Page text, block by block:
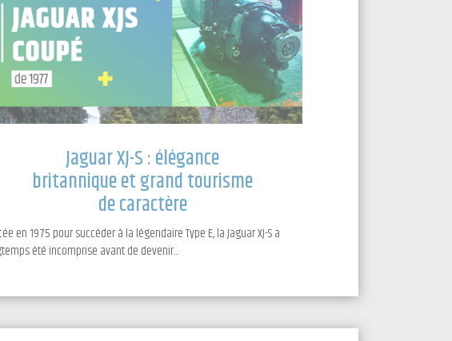
Jaguar XJ-S : élégance
britannique et grand tourisme
de caractère
en 1975 pour succéder à la légendaire Type E, la Jaguar XJ-S a
été incomprise avant de devenir...